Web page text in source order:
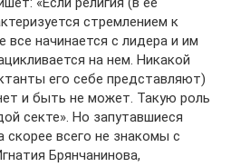
стремлением к
все начинается с лидера и им
на нем. Никакой
его себе представляют)
и быть не может. Такую роль
секте». Но запутавшиеся
скорее всего не знакомы с
Брянчанинова,